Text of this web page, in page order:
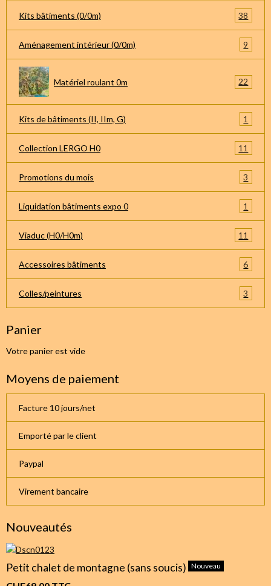
Kits bâtiments (0/0m) 38
Aménagement intérieur (0/0m) 9
Matériel roulant 0m 22
Kits de bâtiments (II, IIm, G) 1
Collection LERGO H0 11
Promotions du mois 3
Liquidation bâtiments expo 0 1
Viaduc (H0/H0m) 11
Accessoires bâtiments 6
Colles/peintures 3
Panier
Votre panier est vide
Moyens de paiement
Facture 10 jours/net
Emporté par le client
Paypal
Virement bancaire
Nouveautés
Petit chalet de montagne (sans soucis) Nouveau